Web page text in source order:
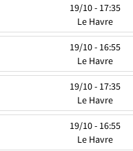
19/10 - 17:35
Le Havre
19/10 - 16:55
Le Havre
19/10 - 17:35
Le Havre
19/10 - 16:55
Le Havre